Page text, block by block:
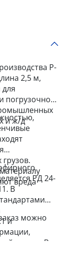
Р-
2,5 м,
погрузочно-
и ж/д
вредаРД 24-
В
и
Все
можно